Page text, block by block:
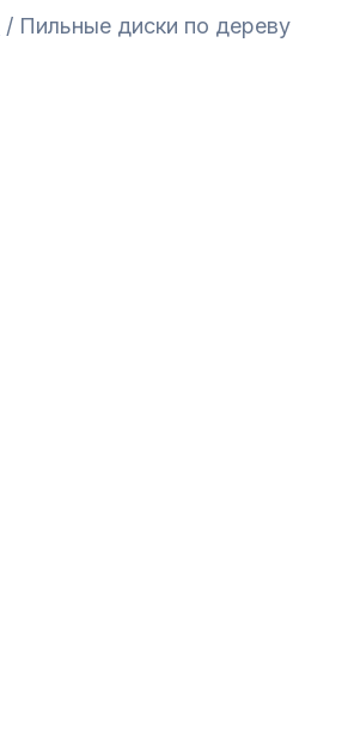
/ Пильные диски по дереву